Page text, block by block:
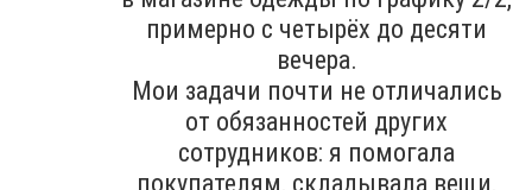
примерно с четырёх до десяти
вечера.
Мои задачи почти не отличались
от обязанностей других
сотрудников: я помогала
покупателям, складывала вещи,